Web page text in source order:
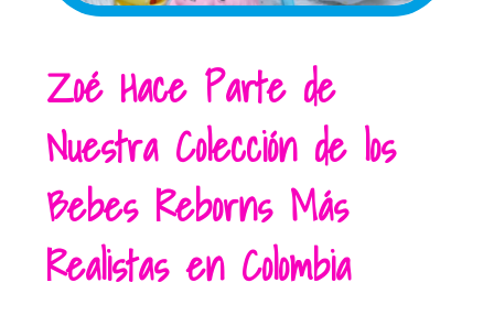
Zoé Hace Parte de
Nuestra Colección de los
Bebes Reborns Más
Realistas en Colombia